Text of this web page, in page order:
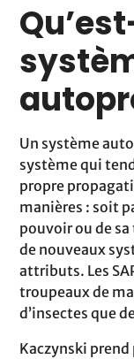
Un système
système qui
propre
manières : soit
pouvoir ou de
de nouveaux
attributs. Les
troupeaux de
d’insectes que
Kaczynski